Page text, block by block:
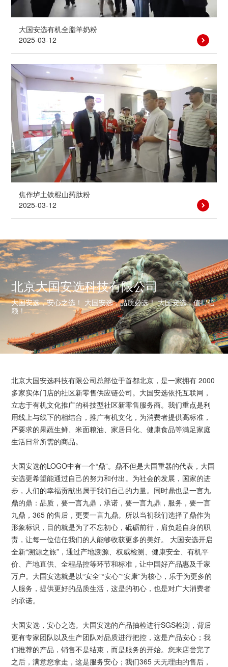
大国安选有机全脂羊奶粉
2025-03-12
焦作垆土铁棍山药肽粉
2025-03-12
北京大国安选科技有限公司
大国安选，安心之选！ 大国安选，品质必选！ 大国安选，值得信
赖！
北京大国安选科技有限公司总部位于首都北京，是一家拥有 2000
多家实体门店的社区新零售供应链公司。大国安选依托互联网，
立志于有机文化推广的科技型社区新零售服务商。我们重点是利
用线上与线下的相结合，推广有机文化，为消费者提供高标准，
严要求的果蔬生鲜、米面粮油、家居日化、健康食品等满足家庭
生活日常所需的商品。
大国安选的LOGO中有一个“鼎”。鼎不但是大国重器的代表，大国
安选更希望能通过自己的努力和付出。为社会的发展，国家的进
步，人们的幸福贡献出属于我们自己的力量。同时鼎也是一言九
鼎的鼎：品质，要一言九鼎，承诺，要一言九鼎，服务，要一言
九鼎，365 的售后，更要一言九鼎。所以当初我们选择了鼎作为
形象标识，目的就是为了不忘初心，砥砺前行，肩负起自身的职
责，让每一位信任我们的人能够收获更多的美好。 大国安选开启
全新“溯源之旅”，通过产地溯源、权威检测、健康安全、有机平
价、产地直供、全程品控等环节和标准，让中国好产品惠及千家
万户。大国安选就是以“安全”“安心”“安康”为核心，乐于为更多的
人服务，提供更好的品质生活，这是的初心，也是对广大消费者
的承诺。
大国安选，安心之选。大国安选的产品抽检进行SGS检测，背后
更有专家团队以及生产团队对品质进行把控，这是产品安心；我
们推荐的产品，销售不是结束，而是服务的开始。您来店尝完了
之后，满意您拿走，这是服务安心；我们365 天无理由的售后，